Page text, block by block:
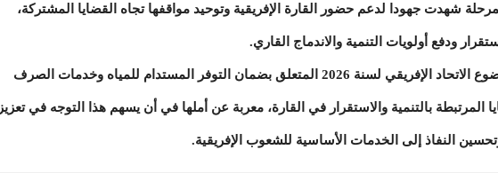
شهدت جهودا لدعم حضور القارة الإفريقية وتوحيد مواقفها تجاه القضايا المشتركة،
ودفع أولويات التنمية والاندماج القاري.
وأشار البيان إلى أهمية موضوع الاتحاد الإفريقي لسنة 2026 المتعلق بضمان التوفر المستدام للمياه وخدمات الصرف
المرتبطة بالتنمية والاستقرار في القارة، معربة عن أملها في أن يسهم هذا التوجه في تعزيز
النفاذ إلى الخدمات الأساسية للشعوب الإفريقية.